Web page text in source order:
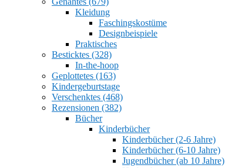
Kleidung
Faschingskostüme
Designbeispiele
Praktisches
Besticktes (328)
In-the-hoop
Geplottetes (163)
Kindergeburtstage
Verschenktes (468)
Rezensionen (382)
Bücher
Kinderbücher
Kinderbücher (2-6 Jahre)
Kinderbücher (6-10 Jahre)
Jugendbücher (ab 10 Jahre)